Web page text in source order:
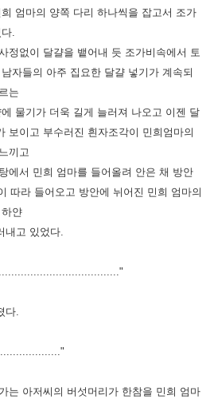
엄마의 양쪽 다리 하나씩을 잡고서 조가
다.
정없이 달걀을 뱉어내 듯 조가비속에서 토
자들의 아주 집요한 달걀 넣기가 계속되
는
물기가 더욱 길게 늘러져 나오고 이젠 달
보이고 부수러진 흰자조각이 민희엄마의
끼고
에서 민희 엄마를 들어올려 안은 채 방안
따라 들어오고 방안에 뉘어진 민희 엄마의
하얀
내고 있었다.
다.
는 아저씨의 버섯머리가 한참을 민 희 엄마